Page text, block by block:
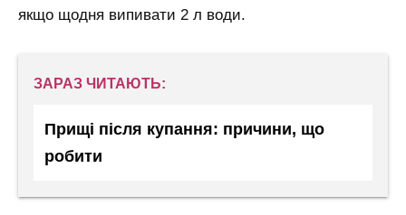
якщо щодня випивати 2 л води.
ЗАРАЗ ЧИТАЮТЬ:
Прищі після купання: причини, що
робити